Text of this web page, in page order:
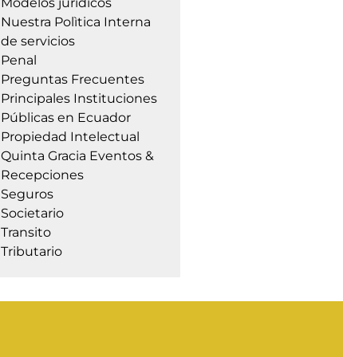
Modelos jurídicos
Nuestra Polìtica Interna
de servicios
Penal
Preguntas Frecuentes
Principales Instituciones
Públicas en Ecuador
Propiedad Intelectual
Quinta Gracia Eventos &
Recepciones
Seguros
Societario
Transito
Tributario